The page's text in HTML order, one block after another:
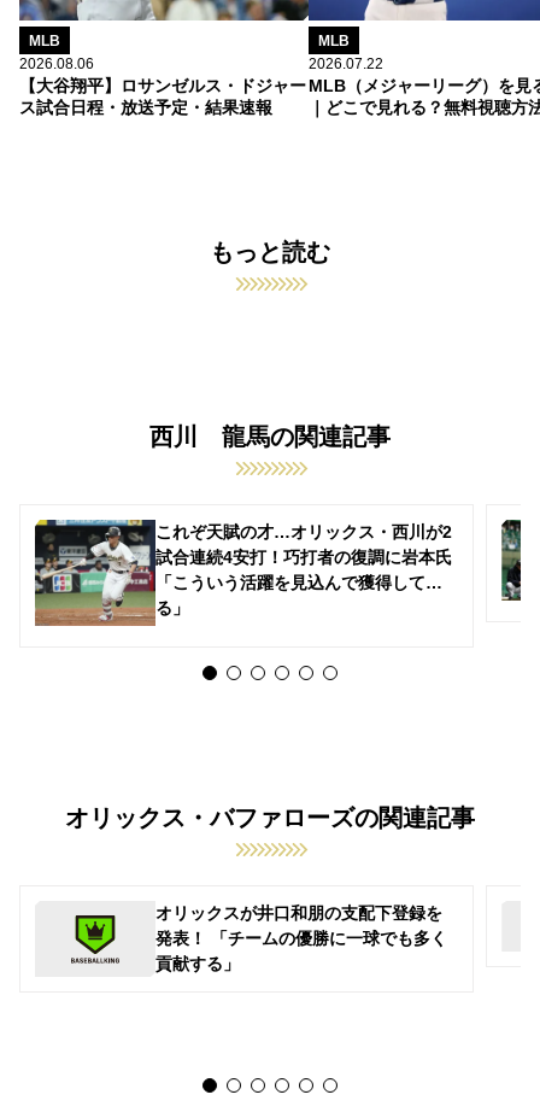
MLB
2026.08.06
【大谷翔平】ロサンゼルス・ドジャー
ス試合日程・放送予定・結果速報
MLB
2026.07.22
MLB（メジャーリーグ）を見
｜どこで見れる？無料視聴方
もっと読む
西川 龍馬の関連記事
これぞ天賦の才…オリックス・西川が2
試合連続4安打！巧打者の復調に岩本氏
「こういう活躍を見込んで獲得してい
る」
オリックス・バファローズの関連記事
オリックスが井口和朋の支配下登録を
発表！ 「チームの優勝に一球でも多く
貢献する」